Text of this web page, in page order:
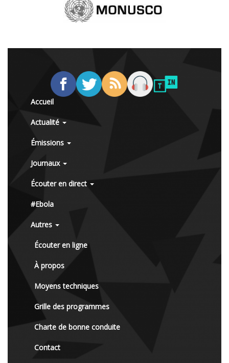
Accueil
Actualité
Émissions
Journaux
Écouter en direct
#Ebola
Autres
Écouter en ligne
À propos
Moyens techniques
Grille des programmes
Charte de bonne conduite
Contact